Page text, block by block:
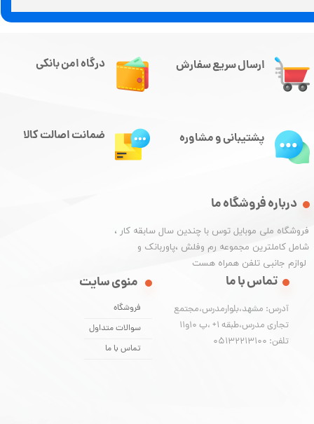
ارسال سریع سفارش
درباره فروشگاه ما
​فروشگاه ملی موبایل توس با چندین سال سابقه کار ،
شامل کاملترین مجموعه رم وفلش ،پاوربانک و
​​​​​​​ لوازم جانبی تلفن همراه هست
منوی سایت
فروشگاه
سوالات متداول
تماس با ما
تماس با ما
آدرس: مشهد،بلوارمدرس،مجتمع
تجاری مدرس،طبقه 1+ ،پ 10و11
تلفن: 05132213100
درگاه امن بانکی
پشتیبانی و مشاوره ضمانت اصالت کالا